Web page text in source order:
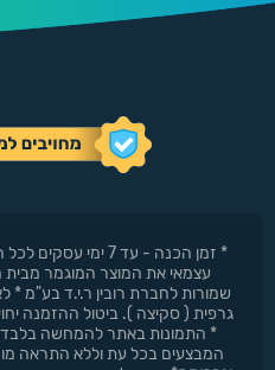
* זמן הכנה - עד 7
עצמאי את המוצר המוגמר מבית
שמורות לחברת רובין ר.י.ד בע"מ *
* התמונות באתר להמחשה
המבצעים בכל עת וללא התראה